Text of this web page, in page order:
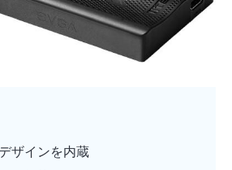
ザインを内蔵